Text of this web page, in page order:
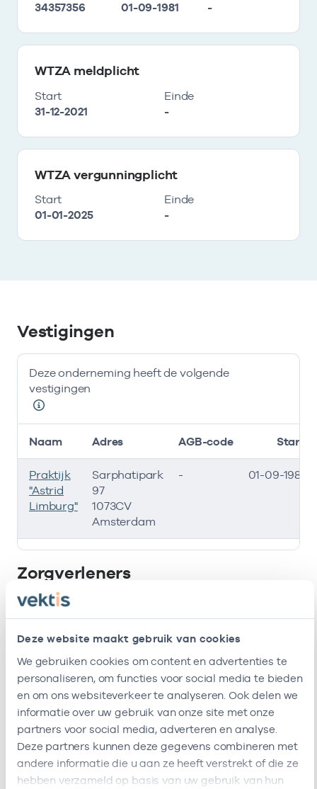
Deze website maakt gebruik van cookies
We gebruiken cookies om content en advertenties te
personaliseren, om functies voor social media te bieden
en om ons websiteverkeer te analyseren. Ook delen we
informatie over uw gebruik van onze site met onze
partners voor social media, adverteren en analyse.
Deze partners kunnen deze gegevens combineren met
andere informatie die u aan ze heeft verstrekt of die ze
hebben verzameld op basis van uw gebruik van hun
34357356
01-09-1981
-
WTZA meldplicht
Start
31-12-2021
Einde
-
WTZA vergunningplicht
Start
01-01-2025
Einde
-
Vestigingen
Deze onderneming heeft de volgende
vestigingen
Deze onderneming heeft de volgende vestigingen
Naam Adres AGB-code Start
Praktijk
"Astrid
Limburg"
Sarphatipark
97
1073CV
Amsterdam
- 01-09-1981
Zorgverleners
resultaten weergeven
Alleen actieve
Zoeken:
Naam Rol AGB-code Start